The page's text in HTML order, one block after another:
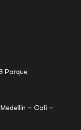
Parque
– Cali –